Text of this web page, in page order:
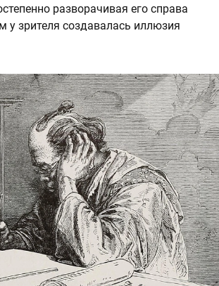
разворачивая его справа
у зрителя создавалась иллюзия